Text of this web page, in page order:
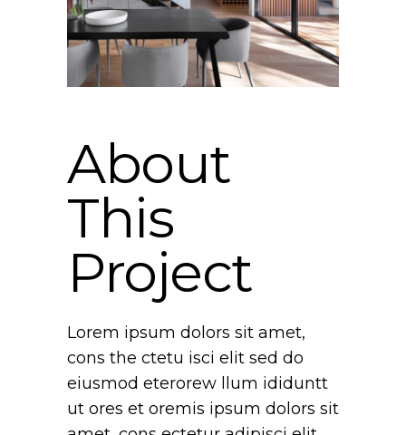
About
This
Project
Lorem ipsum dolors sit amet,
cons the ctetu isci elit sed do
eiusmod eterorew llum ididuntt
ut ores et oremis ipsum dolors sit